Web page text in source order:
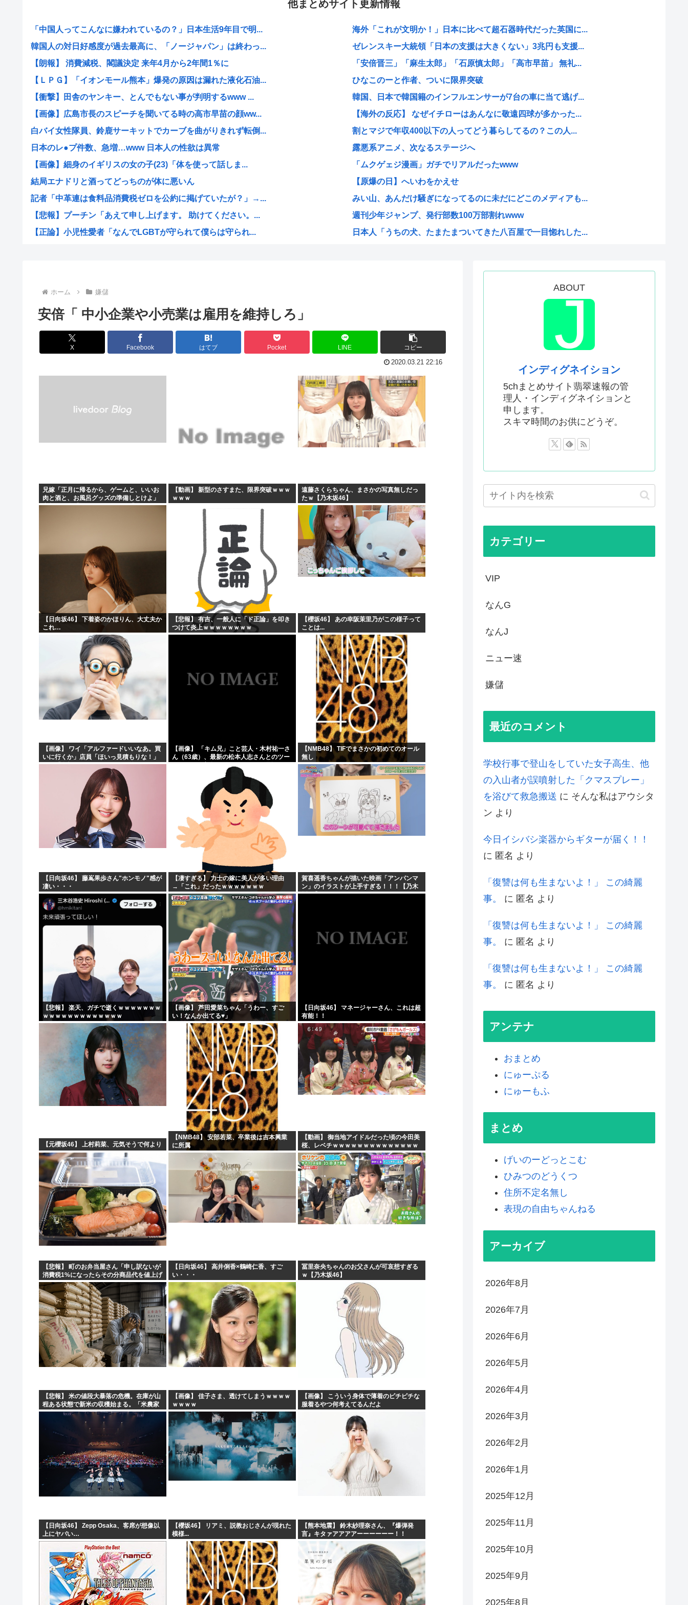
他まとめサイト更新情報
「中国人ってこんなに嫌われているの？」日本生活9年目で明...
韓国人の対日好感度が過去最高に、「ノージャパン」は終わっ...
【朗報】 消費減税、閣議決定 来年4月から2年間1％に
【ＬＰＧ】「イオンモール熊本」爆発の原因は漏れた液化石油...
【衝撃】田舎のヤンキー、とんでもない事が判明するwww ...
【画像】広島市長のスピーチを聞いてる時の高市早苗の顔ww...
白バイ女性隊員、鈴鹿サーキットでカーブを曲がりきれず転倒...
日本のレ●プ件数、急増…www 日本人の性欲は異常
【画像】細身のイギリスの女の子(23)「体を使って話しま...
結局エナドリと酒ってどっちのが体に悪いん
記者「中革連は食料品消費税ゼロを公約に掲げていたが？」→...
【悲報】プーチン「あえて申し上げます。 助けてください。...
【正論】小児性愛者「なんでLGBTが守られて僕らは守られ...
韓国人「日本で新発売Galaxy Z Foldが売り切れ...
【画像】辻希空ちゃん、顔だけで普通に使える
地球に落下する人工衛星のアルミニウムが大気に及ぼす影響を...
日本の伝統文化『花火大会』、この5年で4分の1が消滅して...
職場の貸本の習慣が、本を大事にしないおばさんのせいで無く...
「おっちゃん女の子になってスクール水着を着たいねん」60...
警察官が60歳のおじいちゃんを射◯する動画が流出しやりす...
ワイ、キンタマが腫れ上がって入院するも切開排膿で無事しな...
海外「これが文明か！」日本に比べて超石器時代だった英国に...
ゼレンスキー大統領「日本の支援は大きくない」3兆円も支援...
「安倍晋三」「麻生太郎」「石原慎太郎」「高市早苗」 無礼...
ひなこのーと作者、ついに限界突破
韓国、日本で韓国籍のインフルエンサーが7台の車に当て逃げ...
【海外の反応】 なぜイチローはあんなに敬遠四球が多かった...
割とマジで年収400以下の人ってどう暮らしてるの？この人...
露悪系アニメ、次なるステージへ
「ムクゲェジ漫画」ガチでリアルだったwww
【原爆の日】へいわをかえせ
みい山、あんだけ騒ぎになってるのに未だにどこのメディアも...
週刊少年ジャンプ、発行部数100万部割れwww
日本人「うちの犬、たまたまついてきた八百屋で一目惚れした...
海外「まるでトランプ」FIFAがW杯開催都市と結んだ約束...
7時間かけて描いたHな糸会がこちら
Win95開発者「日本でITが3Kと呼ばれるのは企業が根...
海外「その通り！」日本人ならどこでも発展させると語る世界...
【1966年】 母の日に9歳の息子が帰らなかった——容疑...
日本人「うちの犬、たまたまついてきた八百屋で一目惚れした...
海外「まるでトランプ」FIFAがW杯開催都市と結んだ約束...
海外「全部日本の真似だったのか…」 日本の普通のテレビ番...
【海外の反応】 なぜイチローはあんなに敬遠四球が多かった...
平野綾とかいう女声優についてお前らが知ってることwww
みいちゃんと山田さんの漫画の作者なんでこんなに嫌われてる...
ホーム 嫌儲
安倍「 中小企業や小売業は雇用を維持しろ」
X Facebook はてブ Pocket LINE コピー
2020.03.21 22:16
兄嫁「正月に帰るから、ゲームと、いいお
肉と酒と、お風呂グッズの準備しとけよ」
寝起きの私「知るかボケ」兄嫁「キィィィ
【動画】 新型のさすまた、限界突破ｗｗｗ
ｗｗｗ
遠藤さくらちゃん、まさかの写真無しだっ
たｗ【乃木坂46】
【日向坂46】 下着姿のかほりん、大丈夫か
これ…
【悲報】 有吉、一般人に「ド正論」を叩き
つけて炎上ｗｗｗｗｗｗｗｗ
【櫻坂46】 あの幸阪茉里乃がこの様子って
ことは...
【画像】 ワイ「アルファードいいなあ。買
いに行くか」店員「ほいっ見積もりな！」
ワイ「金額おかしくね？」←お前らもそう
思うよな？？？？？
【画像】 「キム兄」こと芸人・木村祐一さ
ん（63歳）、最新の松本人志さんとのツー
ショットが完全に別人だとネット騒然！
「マジで誰かわからん」...
【NMB48】 TIFでまさかの初めてのオール
無し
【日向坂46】 藤嶌果歩さん"ホンモノ"感が
凄い・・・
【凄すぎる】 力士の嫁に美人が多い理由
→「これ」だったｗｗｗｗｗｗｗ
賀喜遥香ちゃんが描いた映画「アンパンマ
ン」のイラストが上手すぎる！！！【乃木
坂46】
【悲報】 楽天、ガチで逝くｗｗｗｗｗｗｗ
ｗｗｗｗｗｗｗｗｗｗｗｗｗ
【画像】 芦田愛菜ちゃん「うわー、すご
い！なんか出てる♥」
【日向坂46】 マネージャーさん、これは超
有能！！
【元櫻坂46】 上村莉菜、元気そうで何より
【NMB48】 安部若菜、卒業後は吉本興業
に所属
【動画】 御当地アイドルだった頃の今田美
桜、レベチｗｗｗｗｗｗｗｗｗｗｗｗｗｗ
ｗｗｗｗ
【悲報】 町のお弁当屋さん「申し訳ないが
消費税1%になったらその分商品代を値上げ
するわ」
【日向坂46】 高井俐香×鶴崎仁香、すご
い・・・
冨里奈央ちゃんのお父さんが可哀想すぎる
ｗ【乃木坂46】
【悲報】 米の値段大暴落の危機。在庫が山
程ある状態で新米の収穫始まる。「米農家
が生活できない」
【画像】 佳子さま、透けてしまうｗｗｗｗ
ｗｗｗｗ
【画像】 こういう身体で薄着のピチピチな
服着るやつ何考えてるんだよ
【日向坂46】 Zepp Osaka、客席が想像以
上にヤバい…
【櫻坂46】 リアミ、説教おじさんが現れた
模様...
【熊本地震】 鈴木紗理奈さん、『爆弾発
言』キタァアアアアーーーーーー！！
ABOUT
インディグネイション
5chまとめサイト翡翠速報の管
理人・インディグネイションと
申します。
スキマ時間のお供にどうぞ。
カテゴリー
VIP
なんG
なんJ
ニュー速
嫌儲
最近のコメント
学校行事で登山をしていた女子高生、他
の入山者が誤噴射した「クマスプレー」
を浴びて救急搬送 に そんな私はアウシタ
ン より
今日イシバシ楽器からギターが届く！！
に 匿名 より
「復讐は何も生まないよ！」 この綺麗
事。
に 匿名 より
「復讐は何も生まないよ！」 この綺麗
事。
に 匿名 より
「復讐は何も生まないよ！」 この綺麗
事。
に 匿名 より
アンテナ
おまとめ
にゅーぷる
にゅーもふ
まとめ
げいのーどっとこむ
ひみつのどうくつ
住所不定名無し
表現の自由ちゃんねる
アーカイブ
2026年8月
2026年7月
2026年6月
2026年5月
2026年4月
2026年3月
2026年2月
2026年1月
2025年12月
2025年11月
2025年10月
2025年9月
2025年8月